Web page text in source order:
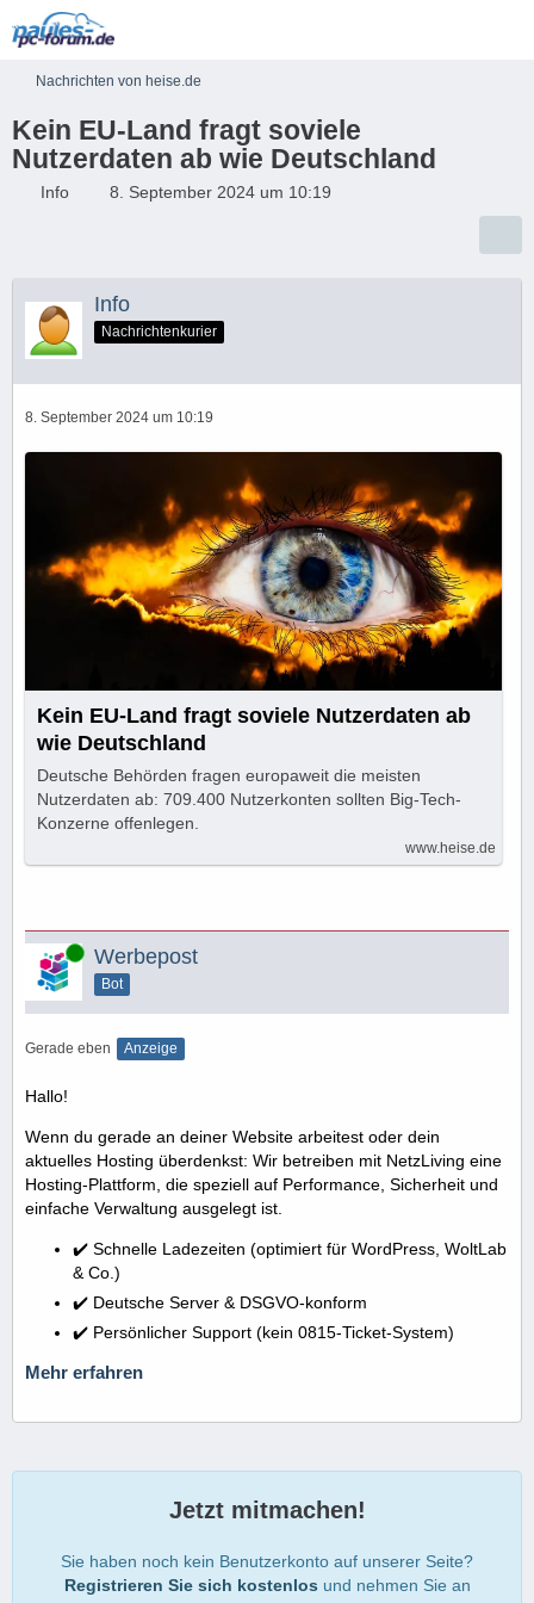
Nachrichten von heise.de
Kein EU-Land fragt soviele
Nutzerdaten ab wie Deutschland
Info 8. September 2024 um 10:19
Info
Nachrichtenkurier
8. September 2024 um 10:19
Kein EU-Land fragt soviele Nutzerdaten ab
wie Deutschland
Deutsche Behörden fragen europaweit die meisten
Nutzerdaten ab: 709.400 Nutzerkonten sollten Big-Tech-
Konzerne offenlegen.
www.heise.de
Online Werbepost
Bot
Gerade eben Anzeige
Hallo!
Wenn du gerade an deiner Website arbeitest oder dein
aktuelles Hosting überdenkst: Wir betreiben mit NetzLiving eine
Hosting-Plattform, die speziell auf Performance, Sicherheit und
einfache Verwaltung ausgelegt ist.
✔️ Schnelle Ladezeiten (optimiert für WordPress, WoltLab
& Co.)
✔️ Deutsche Server & DSGVO-konform
✔️ Persönlicher Support (kein 0815-Ticket-System)
Mehr erfahren
Jetzt mitmachen!
Sie haben noch kein Benutzerkonto auf unserer Seite?
Registrieren Sie sich kostenlos und nehmen Sie an